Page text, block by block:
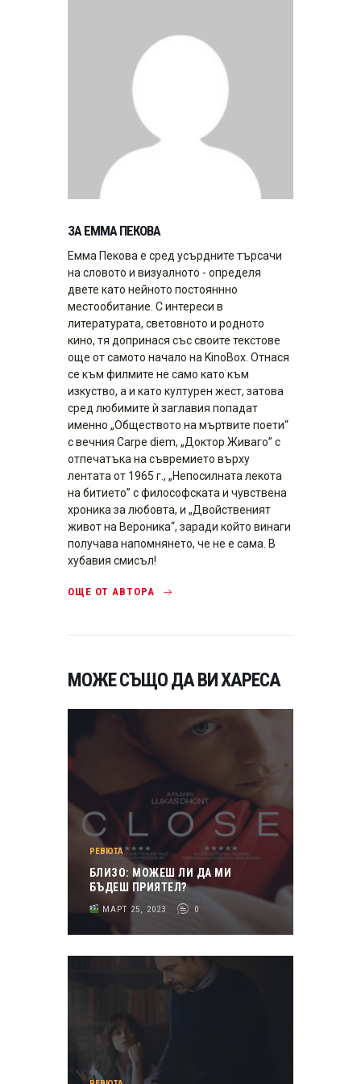
ЗА ЕММА ПЕКОВА
Емма Пекова е сред усърдните търсачи
на словото и визуалното - определя
двете като нейното постояннно
местообитание. С интереси в
литературата, световното и родното
кино, тя допринася със своите текстове
oще от самото начало на KinoBox. Отнася
се към филмите не само като към
изкуство, а и като културен жест, затова
сред любимите ѝ заглавия попадат
именно „Обществото на мъртвите поети“
с вечния Carpe diem, „Доктор Живаго” с
отпечатъка на съвремието върху
лентата от 1965 г., „Непосилната лекота
на битието” с философската и чувствена
хроника за любовта, и „Двойственият
живот на Вероника“, заради който винаги
получава напомнянето, че не е сама. В
хубавия смисъл!
ОЩЕ ОТ АВТОРА
МОЖЕ СЪЩО ДА ВИ ХАРЕСА
РЕВЮТА
БЛИЗО: МОЖЕШ ЛИ ДА МИ
БЪДЕШ ПРИЯТЕЛ?
МАРТ 25, 2023 0